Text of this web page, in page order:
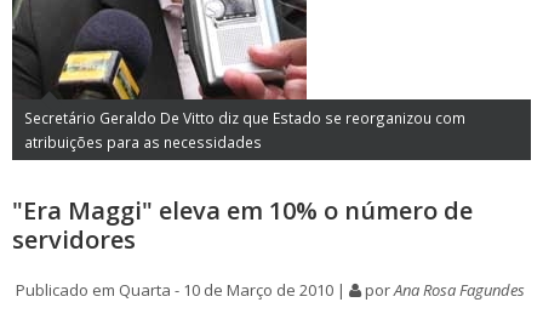
Secretário Geraldo De Vitto diz que Estado se reorganizou com
atribuições para as necessidades
"Era Maggi" eleva em 10% o número de
servidores
Publicado em Quarta - 10 de Março de 2010 | porAna Rosa Fagundes